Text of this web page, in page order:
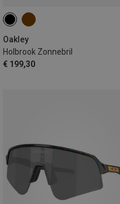
Oakley
Holbrook Zonnebril
€ 199,30